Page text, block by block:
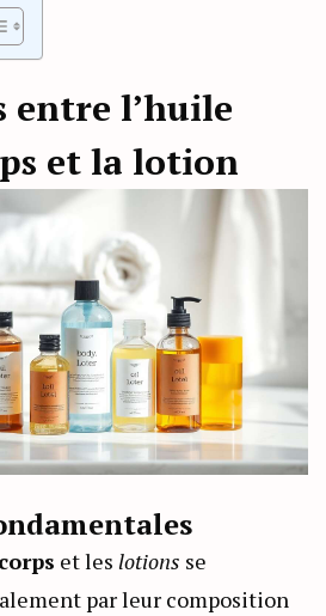
entre l’huile
et la lotion
et les lotions se
par leur composition